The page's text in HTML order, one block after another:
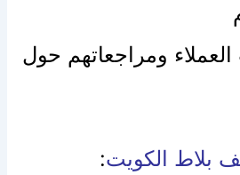
ومراجعاتهم حول
بلاط الكويت: